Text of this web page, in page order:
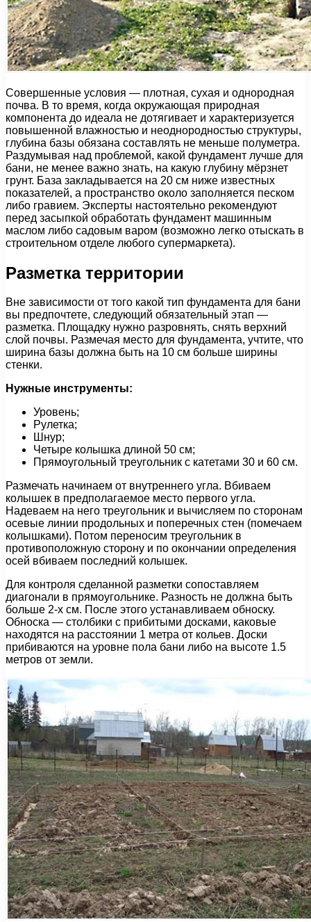
Совершенные условия — плотная, сухая и однородная
почва. В то время, когда окружающая природная
компонента до идеала не дотягивает и характеризуется
повышенной влажностью и неоднородностью структуры,
глубина базы обязана составлять не меньше полуметра.
Раздумывая над проблемой, какой фундамент лучше для
бани, не менее важно знать, на какую глубину мёрзнет
грунт. База закладывается на 20 см ниже известных
показателей, а пространство около заполняется песком
либо гравием. Эксперты настоятельно рекомендуют
перед засыпкой обработать фундамент машинным
маслом либо садовым варом (возможно легко отыскать в
строительном отделе любого супермаркета).
Разметка территории
Вне зависимости от того какой тип фундамента для бани
вы предпочтете, следующий обязательный этап —
разметка. Площадку нужно разровнять, снять верхний
слой почвы. Размечая место для фундамента, учтите, что
ширина базы должна быть на 10 см больше ширины
стенки.
Нужные инструменты:
Уровень;
Рулетка;
Шнур;
Четыре колышка длиной 50 см;
Прямоугольный треугольник с катетами 30 и 60 см.
Размечать начинаем от внутреннего угла. Вбиваем
колышек в предполагаемое место первого угла.
Надеваем на него треугольник и вычисляем по сторонам
осевые линии продольных и поперечных стен (помечаем
колышками). Потом переносим треугольник в
противоположную сторону и по окончании определения
осей вбиваем последний колышек.
Для контроля сделанной разметки сопоставляем
диагонали в прямоугольнике. Разность не должна быть
больше 2-х см. После этого устанавливаем обноску.
Обноска — столбики с прибитыми досками, каковые
находятся на расстоянии 1 метра от кольев. Доски
прибиваются на уровне пола бани либо на высоте 1.5
метров от земли.